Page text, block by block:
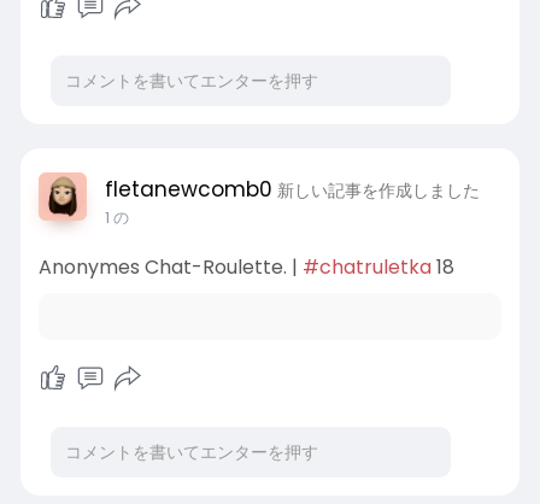
fletanewcomb0 新しい記事を作成しました
1 の
Anonymes Chat-Roulette. | #chatruletka18